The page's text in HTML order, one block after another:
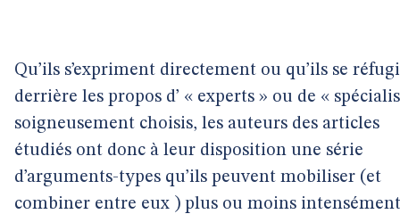
Qu’ils s’expriment directement ou qu’ils se
derrière les propos d’ « experts » ou de «
soigneusement choisis, les auteurs des articles
étudiés ont donc à leur disposition une série
d’arguments-types qu’ils peuvent mobiliser (et
combiner entre eux ) plus ou moins